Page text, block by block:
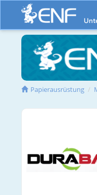
Papierausrüstung